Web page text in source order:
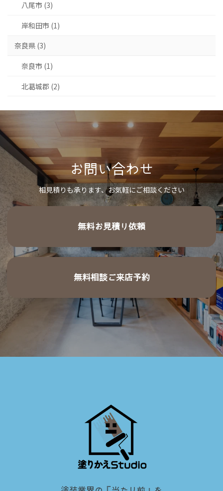
八尾市 (3)
岸和田市 (1)
奈良県 (3)
奈良市 (1)
北葛城郡 (2)
お問い合わせ
相見積りも承ります、お気軽にご相談ください
無料お見積り依頼
無料相談ご来店予約